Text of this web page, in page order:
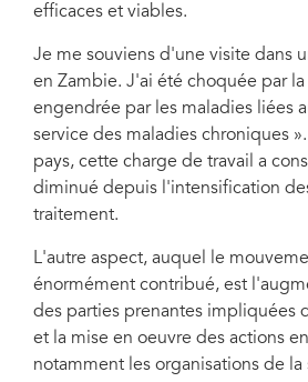
efficaces et viables.
Je me souviens d'une visite dans
en Zambie. J'ai été choquée par la
engendrée par les maladies liées
service des maladies chroniques
pays, cette charge de travail a
diminué depuis l'intensification
traitement.
L'autre aspect, auquel le
énormément contribué, est
des parties prenantes impliquées
et la mise en oeuvre des actions
notamment les organisations de